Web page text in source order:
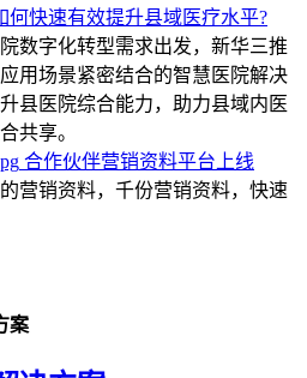
何快速有效提升县域医疗水平?
数字化转型需求出发，新华三推
用场景紧密结合的智慧医院解决
县医院综合能力，助力县域内医
共享。
合作伙伴营销资料平台上线
营销资料，千份营销资料，快速
案